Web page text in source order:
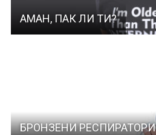
АМАН, ПАК ЛИ ТИ?
БРОНЗЕНИ РЕСПИРАТОРИ